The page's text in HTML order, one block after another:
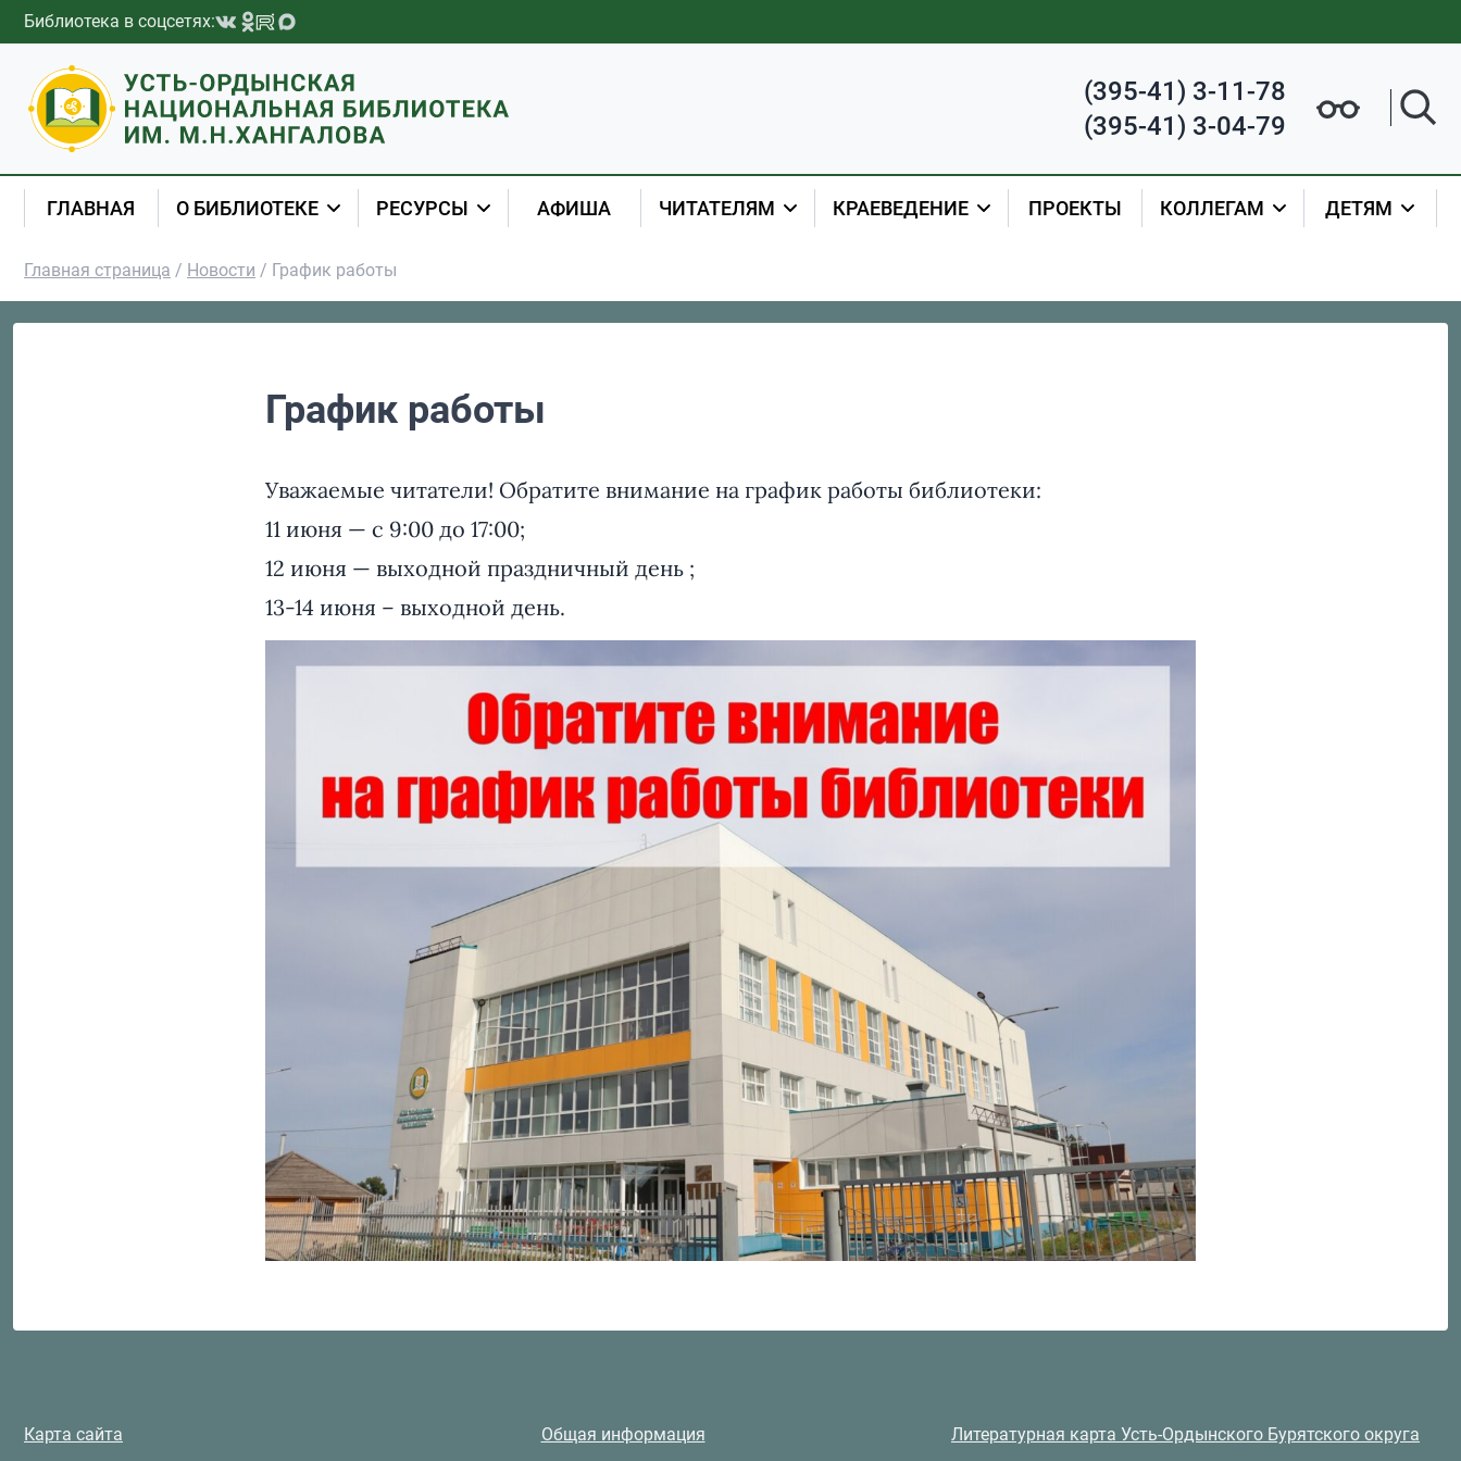
Перейти к содержимому
Библиотека в соцсетях:
(395-41) 3-11-78
(395-41) 3-04-79
ГЛАВНАЯ О БИБЛИОТЕКЕ РЕСУРСЫ АФИША ЧИТАТЕЛЯМ КРАЕВЕДЕНИЕ ПРОЕКТЫ КОЛЛЕГАМ ДЕТЯМ
Главная страница / Новости / График работы
График работы
Уважаемые читатели! Обратите внимание на график работы библиотеки:
11 июня — с 9:00 до 17:00;
12 июня — выходной праздничный день ;
13-14 июня – выходной день.
Карта сайта Общая информация Литературная карта Усть-Ордынского Бурятского округа